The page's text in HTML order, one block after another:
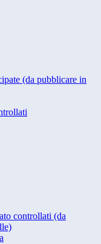
(da pubblicare in
controllati (da